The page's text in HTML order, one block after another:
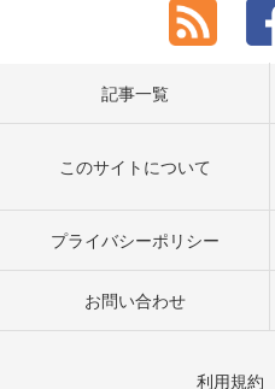
記事一覧
このサイトについて
プライバシーポリシー
お問い合わせ
利用規約